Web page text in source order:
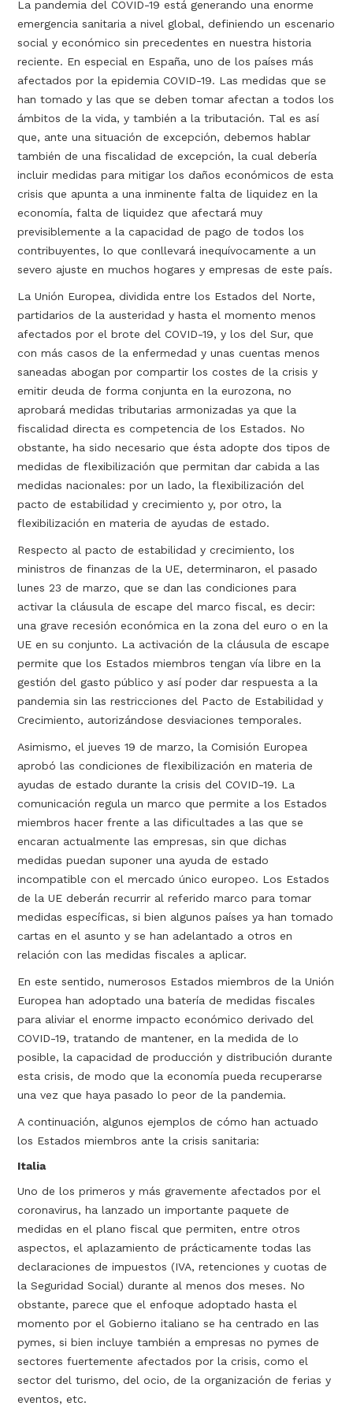
La pandemia del COVID-19 está generando una enorme
emergencia sanitaria a nivel global, definiendo un escenario
social y económico sin precedentes en nuestra historia
reciente. En especial en España, uno de los países más
afectados por la epidemia COVID-19. Las medidas que se
han tomado y las que se deben tomar afectan a todos los
ámbitos de la vida, y también a la tributación. Tal es así
que, ante una situación de excepción, debemos hablar
también de una fiscalidad de excepción, la cual debería
incluir medidas para mitigar los daños económicos de esta
crisis que apunta a una inminente falta de liquidez en la
economía, falta de liquidez que afectará muy
previsiblemente a la capacidad de pago de todos los
contribuyentes, lo que conllevará inequívocamente a un
severo ajuste en muchos hogares y empresas de este país.
La Unión Europea, dividida entre los Estados del Norte,
partidarios de la austeridad y hasta el momento menos
afectados por el brote del COVID-19, y los del Sur, que
con más casos de la enfermedad y unas cuentas menos
saneadas abogan por compartir los costes de la crisis y
emitir deuda de forma conjunta en la eurozona, no
aprobará medidas tributarias armonizadas ya que la
fiscalidad directa es competencia de los Estados. No
obstante, ha sido necesario que ésta adopte dos tipos de
medidas de flexibilización que permitan dar cabida a las
medidas nacionales: por un lado, la flexibilización del
pacto de estabilidad y crecimiento y, por otro, la
flexibilización en materia de ayudas de estado.
Respecto al pacto de estabilidad y crecimiento, los
ministros de finanzas de la UE, determinaron, el pasado
lunes 23 de marzo, que se dan las condiciones para
activar la cláusula de escape del marco fiscal, es decir:
una grave recesión económica en la zona del euro o en la
UE en su conjunto. La activación de la cláusula de escape
permite que los Estados miembros tengan vía libre en la
gestión del gasto público y así poder dar respuesta a la
pandemia sin las restricciones del Pacto de Estabilidad y
Crecimiento, autorizándose desviaciones temporales.
Asimismo, el jueves 19 de marzo, la Comisión Europea
aprobó las condiciones de flexibilización en materia de
ayudas de estado durante la crisis del COVID-19. La
comunicación regula un marco que permite a los Estados
miembros hacer frente a las dificultades a las que se
encaran actualmente las empresas, sin que dichas
medidas puedan suponer una ayuda de estado
incompatible con el mercado único europeo. Los Estados
de la UE deberán recurrir al referido marco para tomar
medidas específicas, si bien algunos países ya han tomado
cartas en el asunto y se han adelantado a otros en
relación con las medidas fiscales a aplicar.
En este sentido, numerosos Estados miembros de la Unión
Europea han adoptado una batería de medidas fiscales
para aliviar el enorme impacto económico derivado del
COVID-19, tratando de mantener, en la medida de lo
posible, la capacidad de producción y distribución durante
esta crisis, de modo que la economía pueda recuperarse
una vez que haya pasado lo peor de la pandemia.
A continuación, algunos ejemplos de cómo han actuado
los Estados miembros ante la crisis sanitaria:
Italia
Uno de los primeros y más gravemente afectados por el
coronavirus, ha lanzado un importante paquete de
medidas en el plano fiscal que permiten, entre otros
aspectos, el aplazamiento de prácticamente todas las
declaraciones de impuestos (IVA, retenciones y cuotas de
la Seguridad Social) durante al menos dos meses. No
obstante, parece que el enfoque adoptado hasta el
momento por el Gobierno italiano se ha centrado en las
pymes, si bien incluye también a empresas no pymes de
sectores fuertemente afectados por la crisis, como el
sector del turismo, del ocio, de la organización de ferias y
eventos, etc.